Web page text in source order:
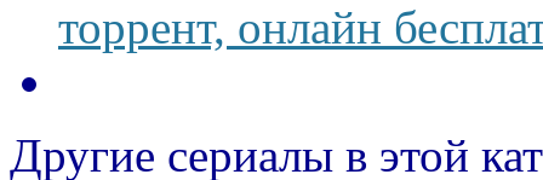
торрент, онлайн
Другие сериалы в этой